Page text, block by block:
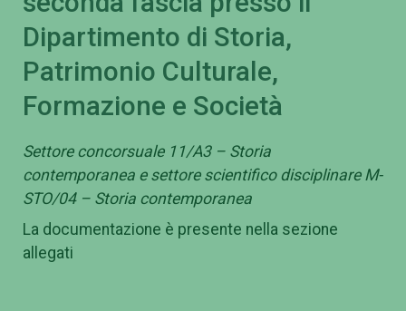
Dipartimento di Storia,
Patrimonio Culturale,
Formazione e Società
Settore concorsuale 11/A3 – Storia
contemporanea e settore scientifico disciplinare M-
STO/04 – Storia contemporanea
La documentazione è presente nella sezione
allegati